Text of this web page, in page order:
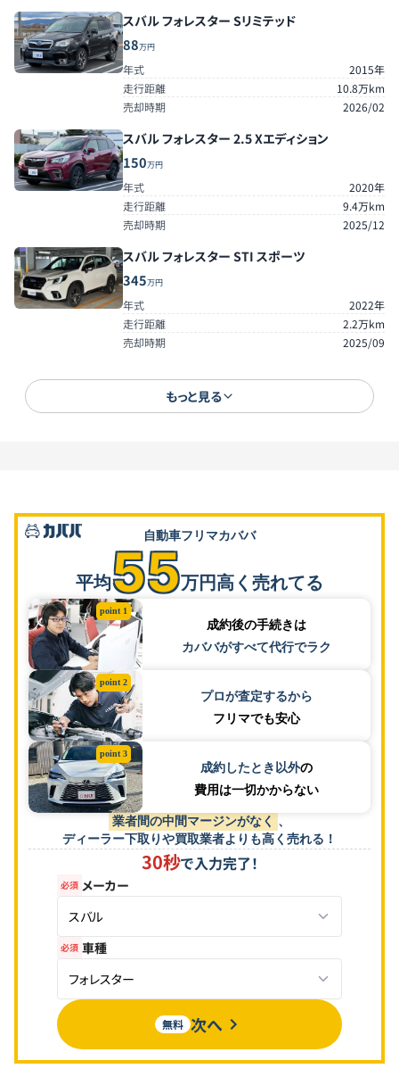
スバル フォレスター Sリミテッド
88万円
年式
2015年
走行距離
10.8万km
売却時期
2026/02
スバル フォレスター 2.5 Xエディション
150万円
年式
2020年
走行距離
9.4万km
売却時期
2025/12
スバル フォレスター STI スポーツ
345万円
年式
2022年
走行距離
2.2万km
売却時期
2025/09
もっと見る
自動車フリマカババ
平均55万円高く売れてる
point 1
成約後の手続きは
カババがすべて代行でラク
point 2
プロが査定するから
フリマでも安心
point 3
成約したとき以外の
費用は一切かからない
業者間の中間マージンがなく 、
ディーラー下取りや買取業者よりも高く売れる！
30秒で入力完了！
必須 メーカー
スバル
必須 車種
フォレスター
無料 次へ